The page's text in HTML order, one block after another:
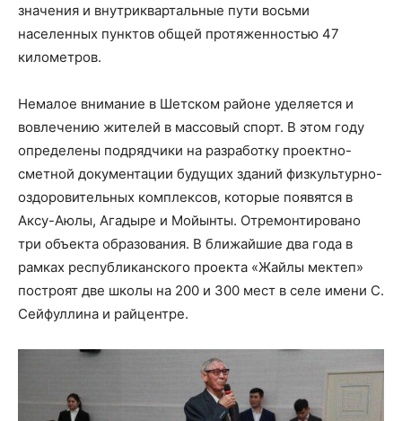
значения и внутриквартальные пути восьми
населенных пунктов общей протяженностью 47
километров.
Немалое внимание в Шетском районе уделяется и
вовлечению жителей в массовый спорт. В этом году
определены подрядчики на разработку проектно-
сметной документации будущих зданий физкультурно-
оздоровительных комплексов, которые появятся в
Аксу-Аюлы, Агадыре и Мойынты. Отремонтировано
три объекта образования. В ближайшие два года в
рамках республиканского проекта «Жайлы мектеп»
построят две школы на 200 и 300 мест в селе имени С.
Сейфуллина и райцентре.